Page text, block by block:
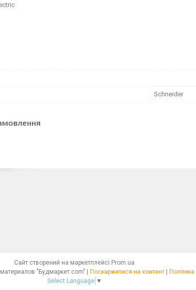
Schneider
Сайт створений на маркетплейсі Prom.ua
Интернет - магазин строительных материалов "Будмаркет.com" | Поскаржитися на контент | Політика
Select Language ▼